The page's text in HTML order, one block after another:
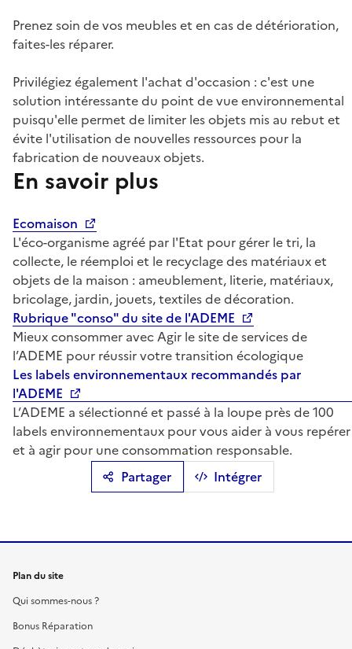
Partager Intégrer
Prenez soin de vos meubles et en cas de détérioration,
faites-les réparer.
Privilégiez également l'achat d'occasion : c'est une
solution intéressante du point de vue environnemental
puisqu'elle permet de limiter les objets mis au rebut et
évite l'utilisation de nouvelles ressources pour la
fabrication de nouveaux objets.
En savoir plus
Ecomaison
L'éco-organisme agréé par l'Etat pour gérer le tri, la
collecte, le réemploi et le recyclage des matériaux et
objets de la maison : ameublement, literie, matériaux,
bricolage, jardin, jouets, textiles de décoration.
Rubrique "conso" du site de l'ADEME
Mieux consommer avec Agir le site de services de
l’ADEME pour réussir votre transition écologique
Les labels environnementaux recommandés par
l'ADEME
L’ADEME a sélectionné et passé à la loupe près de 100
labels environnementaux pour vous aider à vous repérer
et à agir pour une consommation responsable.
Plan du site
Qui sommes-nous ?
Bonus Réparation